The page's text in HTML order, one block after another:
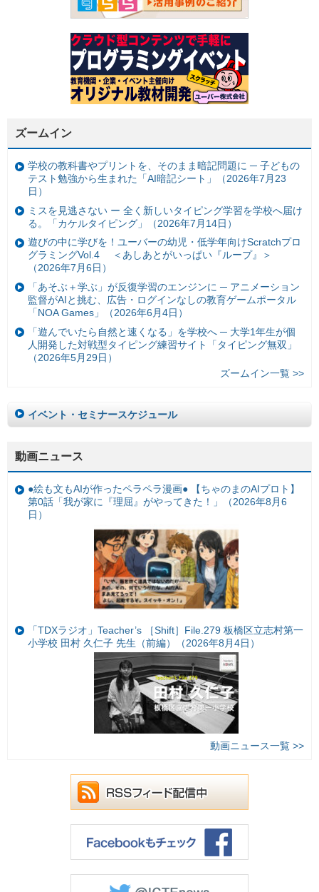
ズームイン
学校の教科書やプリントを、そのまま暗記問題に ─ 子どもの
テスト勉強から生まれた「AI暗記シート」（2026年7月23
日）
ミスを見逃さない ー 全く新しいタイピング学習を学校へ届け
る。「カケルタイピング」（2026年7月14日）
遊びの中に学びを！ユーバーの幼児・低学年向けScratchプロ
グラミングVol.4 ＜あしあとがいっぱい『ループ』＞
（2026年7月6日）
「あそぶ＋学ぶ」が反復学習のエンジンに ─ アニメーション
監督がAIと挑む、広告・ログインなしの教育ゲームポータル
「NOA Games」（2026年6月4日）
「遊んでいたら自然と速くなる」を学校へ ─ 大学1年生が個
人開発した対戦型タイピング練習サイト「タイピング無双」
（2026年5月29日）
ズームイン一覧 >>
イベント・セミナースケジュール
動画ニュース
●絵も文もAIが作ったペラペラ漫画● 【ちゃのまのAIプロト】
第0話「我が家に『理屈』がやってきた！」（2026年8月6
日）
「TDXラジオ」Teacher’s ［Shift］File.279 板橋区立志村第一
小学校 田村 久仁子 先生（前編）（2026年8月4日）
動画ニュース一覧 >>